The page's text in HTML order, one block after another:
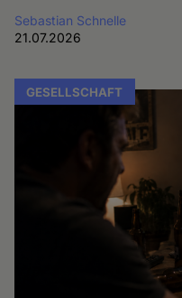
Sebastian Schnelle
21.07.2026
GESELLSCHAFT